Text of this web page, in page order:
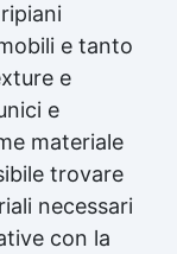
e tanto
e
e
materiale
trovare
necessari
con la